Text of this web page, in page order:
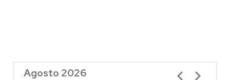
Agosto 2026 Paginación